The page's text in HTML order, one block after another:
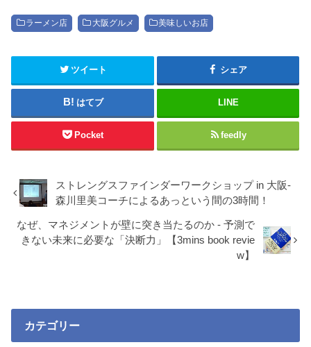
ラーメン店 大阪グルメ 美味しいお店
ツイート シェア
はてブ LINE
Pocket feedly
ストレングスファインダーワークショップ in 大阪-
森川里美コーチによるあっという間の3時間！
なぜ、マネジメントが壁に突き当たるのか - 予測で
きない未来に必要な「決断力」【3mins book revie
w】
カテゴリー